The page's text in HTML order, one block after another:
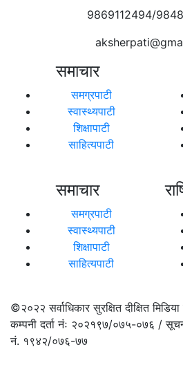
9869112494/
समाचार
समग्रपाटी
स्वास्थ्यपाटी
शिक्षापाटी
साहित्यपाटी
समाचार
समग्रपाटी
स्वास्थ्यपाटी
शिक्षापाटी
साहित्यपाटी
©२०२२सर्वाधिकार सुरक्षित दीक्षित
कम्पनी दर्ता नंः २०२१९७/०७५-०७६ /
नं. १९४२/०७६-७७